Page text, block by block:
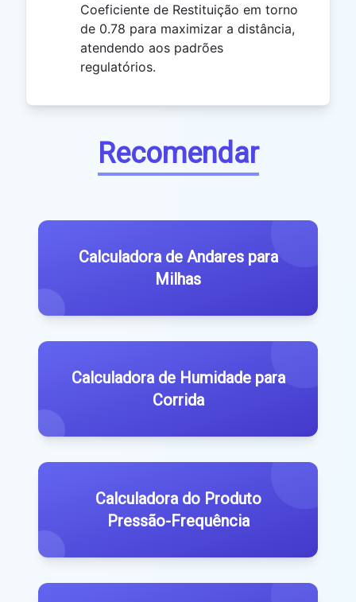
Coeficiente de Restituição em torno
de 0.78 para maximizar a distância,
atendendo aos padrões
regulatórios.
Recomendar
Calculadora de Andares para
Milhas
Calculadora de Humidade para
Corrida
Calculadora do Produto
Pressão-Frequência